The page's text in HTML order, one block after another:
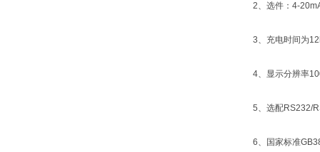
2、选件：4-
3、充电时间为
4、显示分辨率
5、选配RS232/
6、国家标准